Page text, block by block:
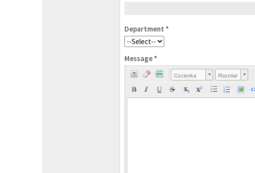
Department *
Message *
Czcionka Rozmiar